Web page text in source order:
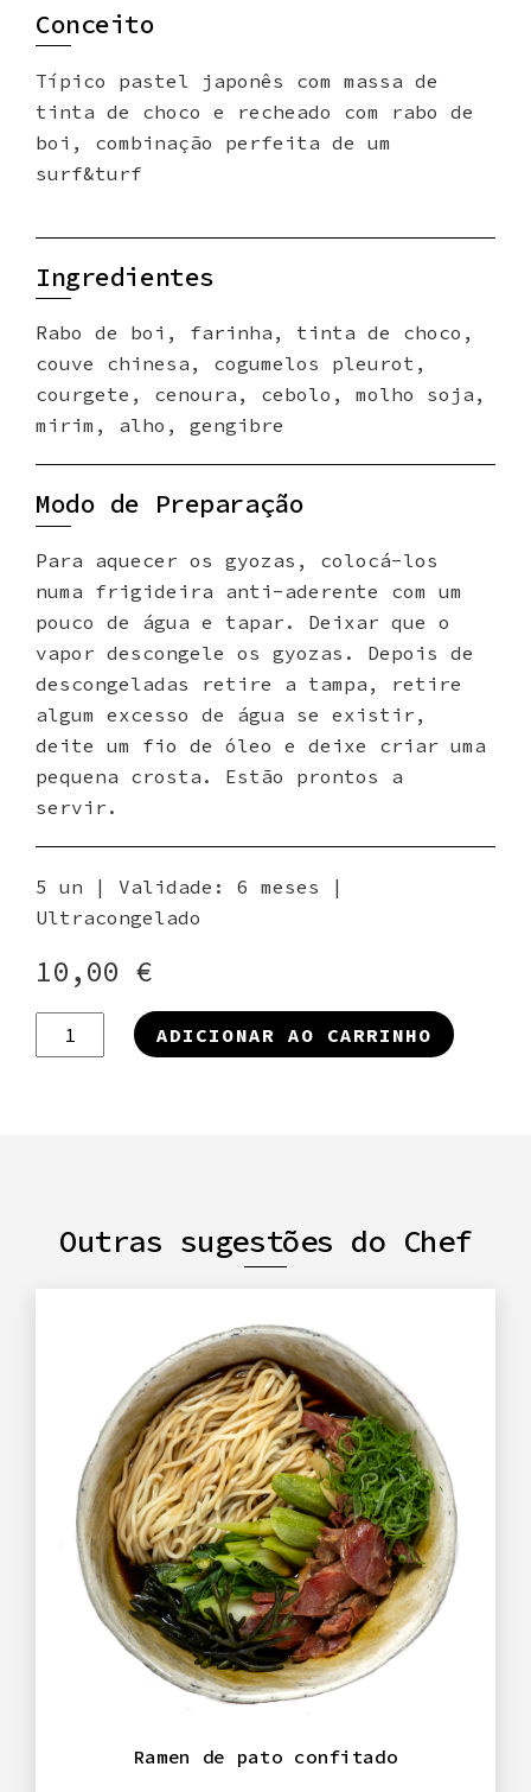
Conceito
Típico pastel japonês com massa de
tinta de choco e recheado com rabo de
boi, combinação perfeita de um
surf&turf
Ingredientes
Rabo de boi, farinha, tinta de choco,
couve chinesa, cogumelos pleurot,
courgete, cenoura, cebolo, molho soja,
mirim, alho, gengibre
Modo de Preparação
Para aquecer os gyozas, colocá-los
numa frigideira anti-aderente com um
pouco de água e tapar. Deixar que o
vapor descongele os gyozas. Depois de
descongeladas retire a tampa, retire
algum excesso de água se existir,
deite um fio de óleo e deixe criar uma
pequena crosta. Estão prontos a
servir.
5 un | Validade: 6 meses |
Ultracongelado
10,00 €
Quantidade
de
ADICIONAR AO CARRINHO
Outras sugestões do Chef
Ramen de pato confitado